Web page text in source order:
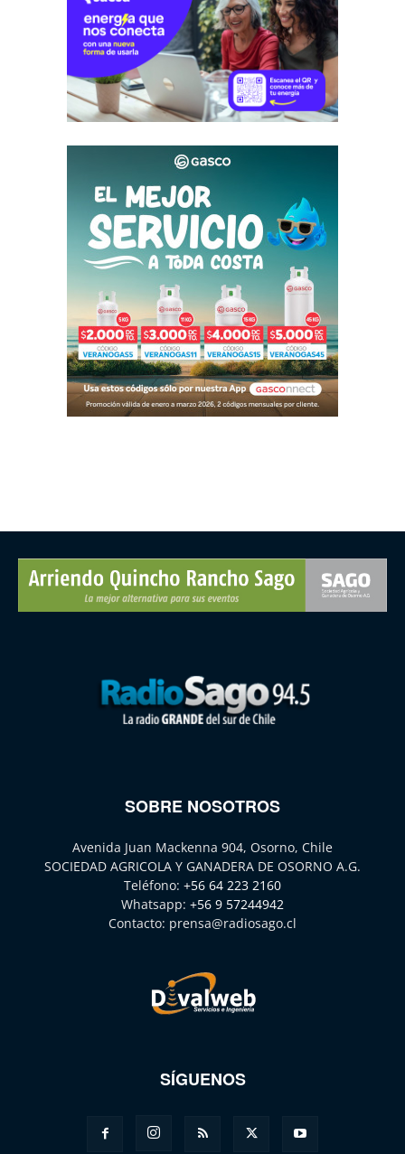
SOBRE NOSOTROS
Avenida Juan Mackenna 904, Osorno, Chile
SOCIEDAD AGRICOLA Y GANADERA DE OSORNO A.G.
Teléfono: +56 64 223 2160
Whatsapp: +56 9 57244942
Contacto: prensa@radiosago.cl
SÍGUENOS